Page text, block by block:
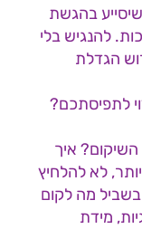
בהגשת
– מיד ועדה אחרי 40% נכות. להנגיש בלי
הגדלת
לתפיסתכם?
איך
לא להלחיץ
בשביל מה לקום
מידת